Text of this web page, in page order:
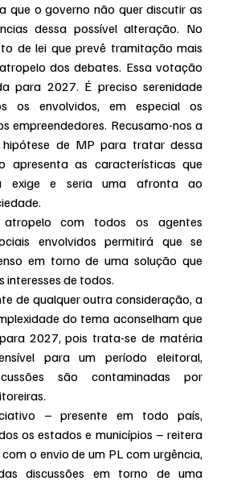
que o governo não quer discutir as
dessa possível alteração. No
de lei que prevê tramitação mais
dos debates. Essa votação
para 2027. É preciso serenidade
os envolvidos, em especial os
empreendedores. Recusamo-nos a
de MP para tratar dessa
apresenta as características que
exige e seria uma afronta ao
com todos os agentes
envolvidos permitirá que se
em torno de uma solução que
interesses de todos.
de qualquer outra consideração, a
do tema aconselham que
2027, pois trata-se de matéria
para um período eleitoral,
são contaminadas por
– presente em todo país,
os estados e municípios – reitera
o envio de um PL com urgência,
discussões em torno de uma